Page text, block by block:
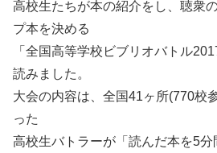
高校生たちが本の紹介をし、聴衆
プ本を決める
「全国高等学校ビブリオバトル
読みました。
大会の内容は、全国41ヶ所(770校
った
高校生バトラーが「読んだ本を5